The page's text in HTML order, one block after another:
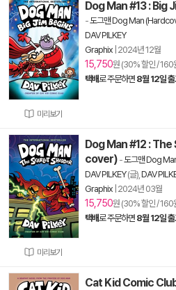
미리보기
Dog Man #13 : Big
-도그맨 Dog Man
DAV PILKEY
Graphix 2024년 12월
15,750원 (30% 할인 / 160
택배로 주문하면 8월 12일 출
미리보기
Dog Man #12 :
cover) -도그맨 Dog
DAV PILKEY(글), DAV
Graphix 2024년 03월
15,750원 (30% 할인 / 160
택배로 주문하면 8월 12일 출
Cat Kid Comic